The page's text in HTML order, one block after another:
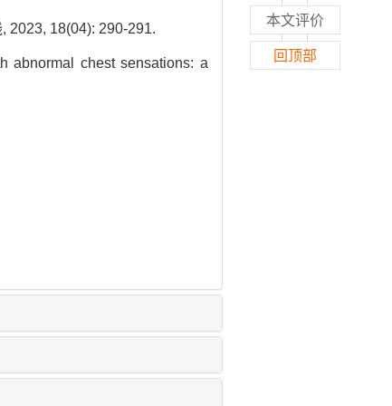
2023, 18(04): 290-291.
abnormal chest sensations: a
本文评价
回顶部